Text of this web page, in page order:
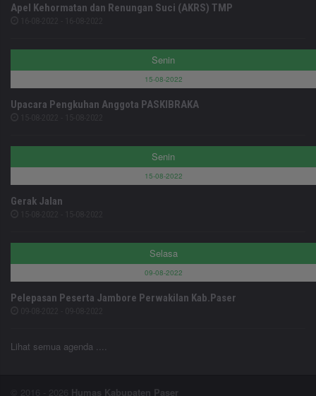
Apel Kehormatan dan Renungan Suci (AKRS) TMP
Senin
15-08-2022
Upacara Pengkuhan Anggota PASKIBRAKA
Senin
15-08-2022
Gerak Jalan
Selasa
09-08-2022
Pelepasan Peserta Jambore Perwakilan Kab.Paser
Lihat semua agenda ....
© 2016 - 2026 Humas Kabupaten Paser